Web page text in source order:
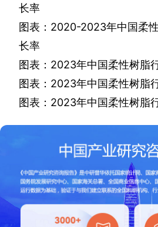
长率
图表： 2020-2023年中国柔
长率
图表： 2023年中国柔性树脂
图表： 2023年中国柔性树脂
图表： 2023年中国柔性树脂